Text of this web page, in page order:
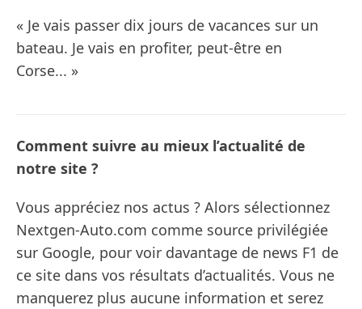
« Je vais passer dix jours de vacances sur un
bateau. Je vais en profiter, peut-être en
Corse... »
Comment suivre au mieux l’actualité de
notre site ?
Vous appréciez nos actus ? Alors sélectionnez
Nextgen-Auto.com comme source privilégiée
sur Google, pour voir davantage de news F1 de
ce site dans vos résultats d’actualités. Vous ne
manquerez plus aucune information et serez